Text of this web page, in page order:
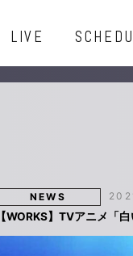
LIVE
NEWS
【WORKS】TVアニメ「